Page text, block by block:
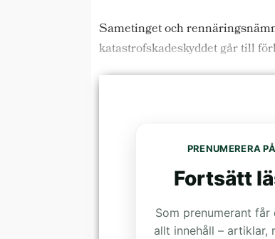
Sametinget och
katastrofskadeskyddet går till
PRENUMERERA
Fortsätt
Som prenumerant
allt innehåll – artiklar,